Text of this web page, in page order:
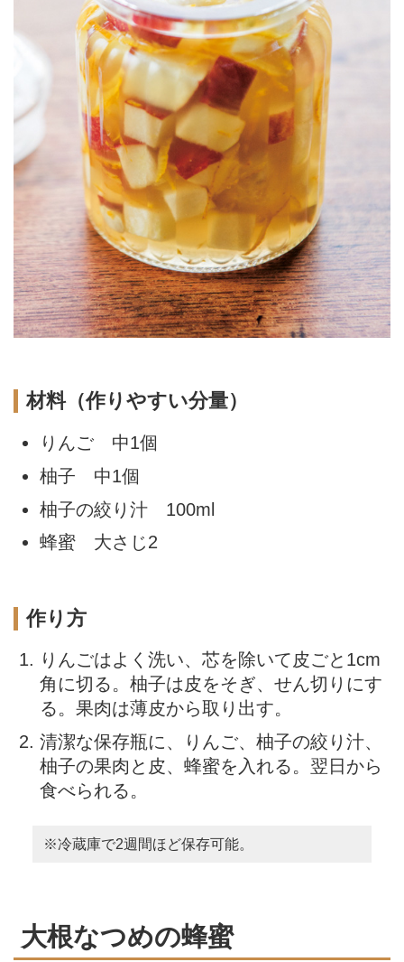
材料（作りやすい分量）
りんご 中1個
柚子 中1個
柚子の絞り汁 100ml
蜂蜜 大さじ2
作り方
りんごはよく洗い、芯を除いて皮ごと1cm
角に切る。柚子は皮をそぎ、せん切りにす
る。果肉は薄皮から取り出す。
清潔な保存瓶に、りんご、柚子の絞り汁、
柚子の果肉と皮、蜂蜜を入れる。翌日から
食べられる。
※冷蔵庫で2週間ほど保存可能。
大根なつめの蜂蜜